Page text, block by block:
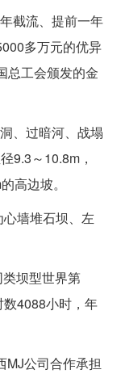
截流、提前一年
多万元的优异
总工会颁发的金
、过暗河、战塌
9.3～10.8m，
高边坡。
墙堆石坝、左
坝型世界第
4088小时，年
MJ公司合作承担